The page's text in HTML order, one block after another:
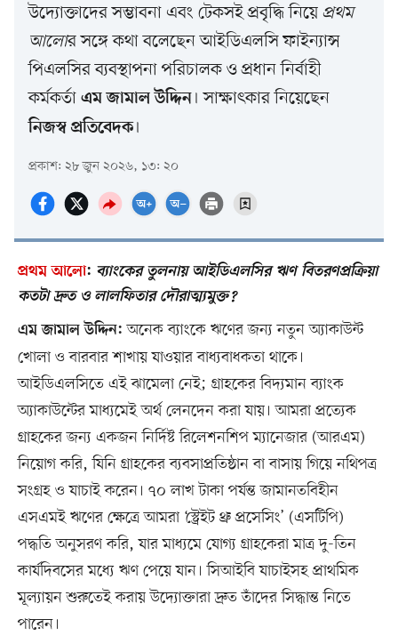
উদ্যোক্তাদের সম্ভাবনা এবং টেকসই প্রবৃদ্ধি নিয়েপ্রথম
আলোর সঙ্গে কথা বলেছেন আইডিএলসি ফাইন্যান্স
পিএলসির ব্যবস্থাপনা পরিচালক ও প্রধান নির্বাহী
কর্মকর্তা এম জামাল উদ্দিন। সাক্ষাৎকার নিয়েছেন
নিজস্ব প্রতিবেদক।
প্রকাশ: ২৮ জুন ২০২৬, ১৩: ২০
প্রথম আলো: ব্যাংকের তুলনায় আইডিএলসির ঋণ বিতরণপ্রক্রিয়া
কতটা দ্রুত ও লালফিতার দৌরাত্ম্যমুক্ত?
এম জামাল উদ্দিন: অনেক ব্যাংকে ঋণের জন্য নতুন অ্যাকাউন্ট
খোলা ও বারবার শাখায় যাওয়ার বাধ্যবাধকতা থাকে।
আইডিএলসিতে এই ঝামেলা নেই; গ্রাহকের বিদ্যমান ব্যাংক
অ্যাকাউন্টের মাধ্যমেই অর্থ লেনদেন করা যায়। আমরা প্রত্যেক
গ্রাহকের জন্য একজন নির্দিষ্ট রিলেশনশিপ ম্যানেজার (আরএম)
নিয়োগ করি, যিনি গ্রাহকের ব্যবসাপ্রতিষ্ঠান বা বাসায় গিয়ে নথিপত্র
সংগ্রহ ও যাচাই করেন। ৭০ লাখ টাকা পর্যন্ত জামানতবিহীন
এসএমই ঋণের ক্ষেত্রে আমরা ‘স্ট্রেইট থ্রু প্রসেসিং’ (এসটিপি)
পদ্ধতি অনুসরণ করি, যার মাধ্যমে যোগ্য গ্রাহকেরা মাত্র দু-তিন
কার্যদিবসের মধ্যে ঋণ পেয়ে যান। সিআইবি যাচাইসহ প্রাথমিক
মূল্যায়ন শুরুতেই করায় উদ্যোক্তারা দ্রুত তাঁদের সিদ্ধান্ত নিতে
পারেন।